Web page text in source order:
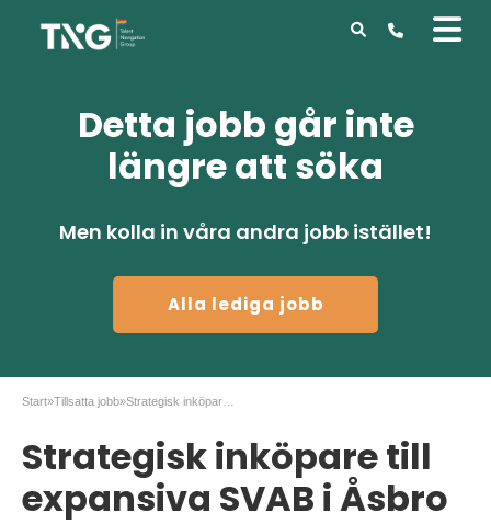
Detta jobb går inte
längre att söka
Men kolla in våra andra jobb istället!
Alla lediga jobb
Start»Tillsatta jobb»
Strategisk inköpare till
expansiva SVAB i Åsbro